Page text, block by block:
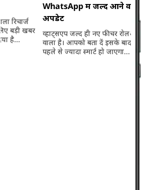
WhatsApp में जल्द आने वाला है बड़ा
अपडेट
व्हाट्सएप जल्द ही नए फीचर रोलआउट करने
वाला है। आपको बता दें इसके बाद ग्रुप चैट्स करना
पहले से ज्यादा स्मार्ट हो जाएगा...